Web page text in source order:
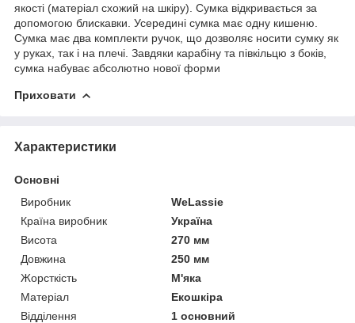
якості (матеріал схожий на шкіру). Сумка відкривається за
допомогою блискавки. Усередині сумка має одну кишеню.
Сумка має два комплекти ручок, що дозволяє носити сумку як
у руках, так і на плечі. Завдяки карабіну та півкільцю з боків,
сумка набуває абсолютно нової форми
Приховати
Характеристики
Основні
Виробник
WeLassie
Країна виробник
Україна
Висота
270 мм
Довжина
250 мм
Жорсткість
М'яка
Матеріал
Екошкіра
Відділення
1 основний